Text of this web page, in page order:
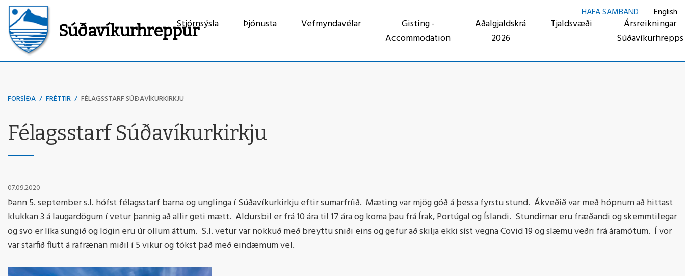
Súðavíkurhreppur
Stjórnsýsla Þjónusta Vefmyndavélar
Gisting -
Accommodation
Aðalgjaldskrá
2026
Tjaldsvæði
Ársreikningar
Súðavíkurhrepps
Leita
HAFA SAMBAND English
FORSÍÐA / FRÉTTIR / FÉLAGSSTARF SÚÐAVÍKURKIRKJU
Félagsstarf Súðavíkurkirkju
07.09.2020
Þann 5. september s.l. hófst félagsstarf barna og unglinga í Súðavíkurkirkju eftir sumarfríið. Mæting var mjög góð á þessa fyrstu stund. Ákveðið var með hópnum að hittast
klukkan 3 á laugardögum í vetur þannig að allir geti mætt. Aldursbil er frá 10 ára til 17 ára og koma þau frá Írak, Portúgal og Íslandi. Stundirnar eru fræðandi og skemmtilegar
og svo er líka sungið og lögin eru úr öllum áttum. S.l. vetur var nokkuð með breyttu sniði eins og gefur að skilja ekki síst vegna Covid 19 og slæmu veðri frá áramótum. Í vor
var starfið flutt á rafrænan miðil í 5 vikur og tókst það með eindæmum vel.